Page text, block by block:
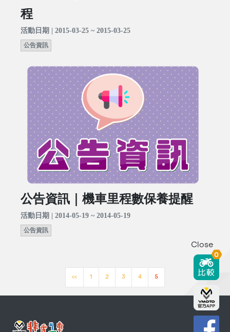
程
活動日期 | 2015-03-25 ~ 2015-03-25
公告資訊
公告資訊｜機車里程數保養提醒
活動日期 | 2014-05-19 ~ 2014-05-19
公告資訊
<< 1 2 3 4 5
Close
0